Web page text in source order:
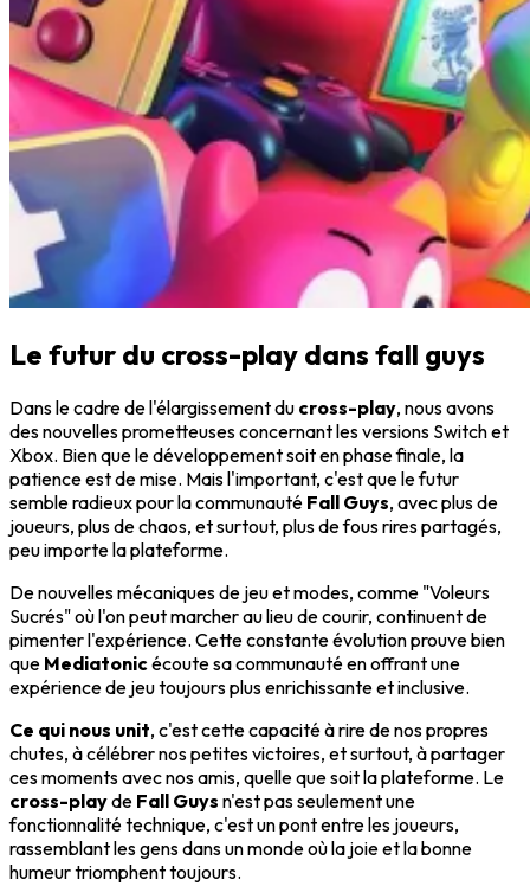
Le futur du cross-play dans fall guys
Dans le cadre de l'élargissement du cross-play, nous avons
des nouvelles prometteuses concernant les versions Switch et
Xbox. Bien que le développement soit en phase finale, la
patience est de mise. Mais l'important, c'est que le futur
semble radieux pour la communauté Fall Guys, avec plus de
joueurs, plus de chaos, et surtout, plus de fous rires partagés,
peu importe la plateforme.
De nouvelles mécaniques de jeu et modes, comme "Voleurs
Sucrés" où l'on peut marcher au lieu de courir, continuent de
pimenter l'expérience. Cette constante évolution prouve bien
que Mediatonicécoute sa communauté en offrant une
expérience de jeu toujours plus enrichissante et inclusive.
Ce qui nous unit, c'est cette capacité à rire de nos propres
chutes, à célébrer nos petites victoires, et surtout, à partager
ces moments avec nos amis, quelle que soit la plateforme. Le
cross-playde Fall Guys n'est pas seulement une
fonctionnalité technique, c'est un pont entre les joueurs,
rassemblant les gens dans un monde où la joie et la bonne
humeur triomphent toujours.